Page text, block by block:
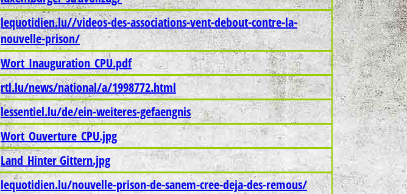
lequotidien.lu//videos-des-associations-vent-debout-contre-la-
nouvelle-prison/
Wort_Inauguration_CPU.pdf
rtl.lu/news/national/a/1998772.html
lessentiel.lu/de/ein-weiteres-gefaengnis
Wort_Ouverture_CPU.jpg
Land_Hinter Gittern.jpg
lequotidien.lu/nouvelle-prison-de-sanem-cree-deja-des-remous/